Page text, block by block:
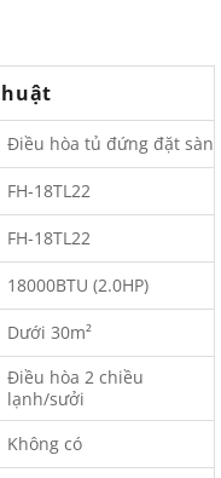
Điều hòa tủ đứng đặt sàn
FH-18TL22
FH-18TL22
18000BTU (2.0HP)
Dưới 30m²
Điều hòa 2 chiều
lạnh/sưởi
Không có